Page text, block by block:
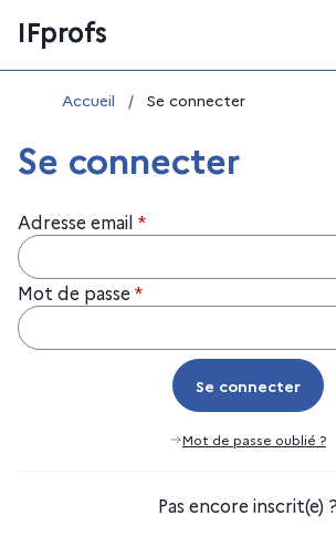
au
contenu
IFprofs
Vous êtes ici :
Accueil / Se connecter
Se connecter
Adresse email *
Mot de passe *
Se connecter
Se connecter
Mot de passe oublié ?
Pas encore inscrit(e) ?